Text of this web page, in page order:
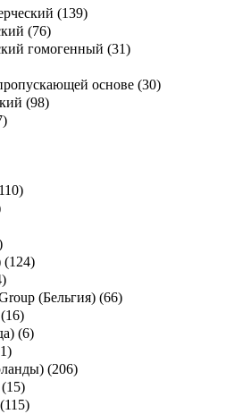
(139)
(76)
гомогенный (31)
основе (30)
(98)
)
110)
(124)
)
(Бельгия) (66)
16)
(6)
)
(206)
15)
115)